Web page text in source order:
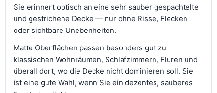
Sie erinnert optisch an eine sehr sauber gespachtelte
und gestrichene Decke — nur ohne Risse, Flecken
oder sichtbare Unebenheiten.
Matte Oberflächen passen besonders gut zu
klassischen Wohnräumen, Schlafzimmern, Fluren und
überall dort, wo die Decke nicht dominieren soll. Sie
ist eine gute Wahl, wenn Sie ein dezentes, sauberes